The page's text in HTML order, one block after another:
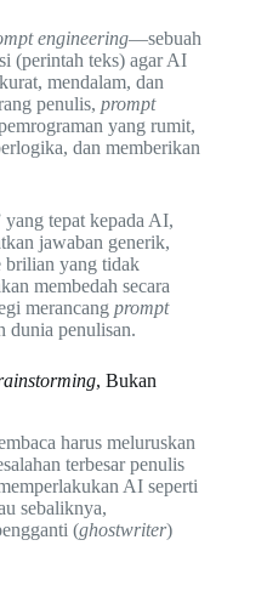
engineering—sebuah
(perintah teks) agar AI
mendalam, dan
penulis, prompt
yang rumit,
dan memberikan
yang tepat kepada AI,
jawaban generik,
brilian yang tidak
membedah secara
merancang prompt
dunia penulisan.
, Bukan
harus meluruskan
terbesar penulis
AI seperti
sebaliknya,
(ghostwriter)